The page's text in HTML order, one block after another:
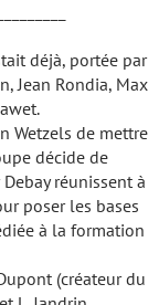
déjà, portée par
Jean Rondia, Max
Wetzels de mettre
décide de
réunissent à
poser les bases
à la formation
(créateur du